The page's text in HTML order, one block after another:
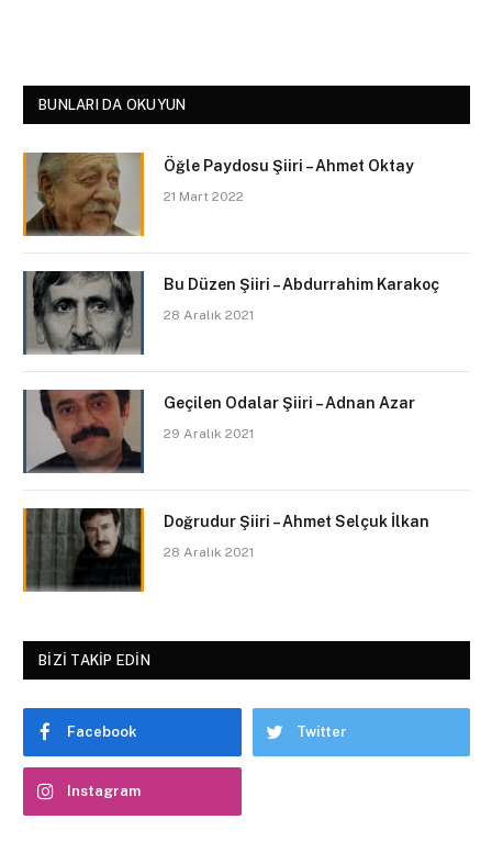
BUNLARI DA OKUYUN
Öğle Paydosu Şiiri – Ahmet Oktay
21 Mart 2022
Bu Düzen Şiiri – Abdurrahim Karakoç
28 Aralık 2021
Geçilen Odalar Şiiri – Adnan Azar
29 Aralık 2021
Doğrudur Şiiri – Ahmet Selçuk İlkan
28 Aralık 2021
BIZI TAKIP EDIN
Facebook Twitter
Instagram